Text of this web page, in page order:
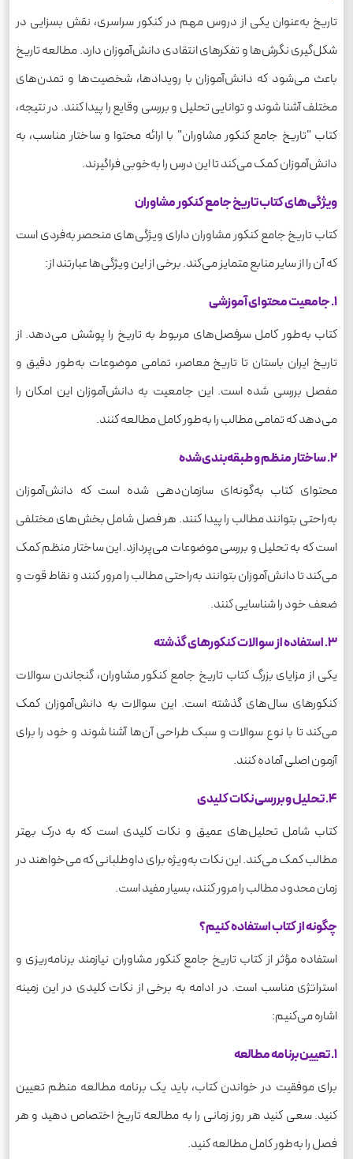
تاریخ به‌عنوان یکی از دروس مهم در کنکور سراسری، نقش بسزایی در
شکل‌گیری نگرش‌ها و تفکرهای انتقادی دانش‌آموزان دارد. مطالعه تاریخ
باعث می‌شود که دانش‌آموزان با رویدادها، شخصیت‌ها و تمدن‌های
مختلف آشنا شوند و توانایی تحلیل و بررسی وقایع را پیدا کنند. در نتیجه،
کتاب "تاریخ جامع کنکور مشاوران" با ارائه محتوا و ساختار مناسب، به
دانش‌آموزان کمک می‌کند تا این درس را به‌خوبی فراگیرند.
ویژگی‌های کتاب تاریخ جامع کنکور مشاوران
کتاب تاریخ جامع کنکور مشاوران دارای ویژگی‌های منحصر به‌فردی است
که آن را از سایر منابع متمایز می‌کند. برخی از این ویژگی‌ها عبارتند از:
1. جامعیت محتوای آموزشی
کتاب به‌طور کامل سرفصل‌های مربوط به تاریخ را پوشش می‌دهد. از
تاریخ ایران باستان تا تاریخ معاصر، تمامی موضوعات به‌طور دقیق و
مفصل بررسی شده است. این جامعیت به دانش‌آموزان این امکان را
می‌دهد که تمامی مطالب را به‌طور کامل مطالعه کنند.
2. ساختار منظم و طبقه‌بندی‌شده
محتوای کتاب به‌گونه‌ای سازمان‌دهی شده است که دانش‌آموزان
به‌راحتی بتوانند مطالب را پیدا کنند. هر فصل شامل بخش‌های مختلفی
است که به تحلیل و بررسی موضوعات می‌پردازد. این ساختار منظم کمک
می‌کند تا دانش‌آموزان بتوانند به‌راحتی مطالب را مرور کنند و نقاط قوت و
ضعف خود را شناسایی کنند.
3. استفاده از سوالات کنکورهای گذشته
یکی از مزایای بزرگ کتاب تاریخ جامع کنکور مشاوران، گنجاندن سوالات
کنکورهای سال‌های گذشته است. این سوالات به دانش‌آموزان کمک
می‌کند تا با نوع سوالات و سبک طراحی آن‌ها آشنا شوند و خود را برای
آزمون اصلی آماده کنند.
4. تحلیل و بررسی نکات کلیدی
کتاب شامل تحلیل‌های عمیق و نکات کلیدی است که به درک بهتر
مطالب کمک می‌کند. این نکات به‌ویژه برای داوطلبانی که می‌خواهند در
زمان محدود مطالب را مرور کنند، بسیار مفید است.
چگونه از کتاب استفاده کنیم؟
استفاده مؤثر از کتاب تاریخ جامع کنکور مشاوران نیازمند برنامه‌ریزی و
استراتژی مناسب است. در ادامه به برخی از نکات کلیدی در این زمینه
اشاره می‌کنیم:
1. تعیین برنامه مطالعه
برای موفقیت در خواندن کتاب، باید یک برنامه مطالعه منظم تعیین
کنید. سعی کنید هر روز زمانی را به مطالعه تاریخ اختصاص دهید و هر
فصل را به‌طور کامل مطالعه کنید.